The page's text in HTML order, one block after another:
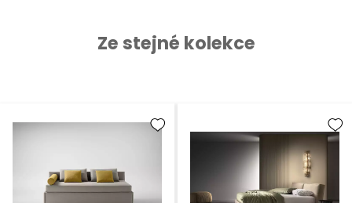
Ze stejné kolekce